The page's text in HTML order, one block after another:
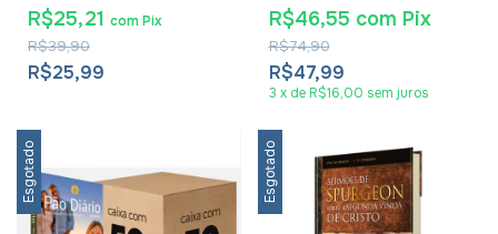
R$25,99
R$39,90
R$25,21 comPix
R$47,99
R$74,90
R$46,55 com Pix
3 x de R$16,00 sem juros
Esgotado Esgotado